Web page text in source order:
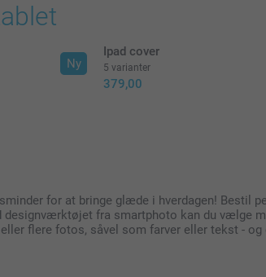
Ny
Ipad cover
5 varianter
379,00
for at bringe glæde i hverdagen! Bestil
fra smartphoto kan du vælge
flere fotos, såvel som farver eller tekst -